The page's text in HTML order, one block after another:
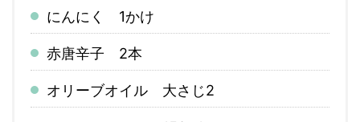
にんにく 1かけ
赤唐辛子 2本
オリーブオイル 大さじ2